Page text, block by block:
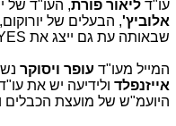
עו"ד ליאור פורת, העו"ד של
אלוביץ'
שבאותה עת גם ייצג את YES.
המייל מעו"ד עופר ויסוקר
אייזנפלדולידיעה יש את
היועמ"ש של מועצת הכבלים